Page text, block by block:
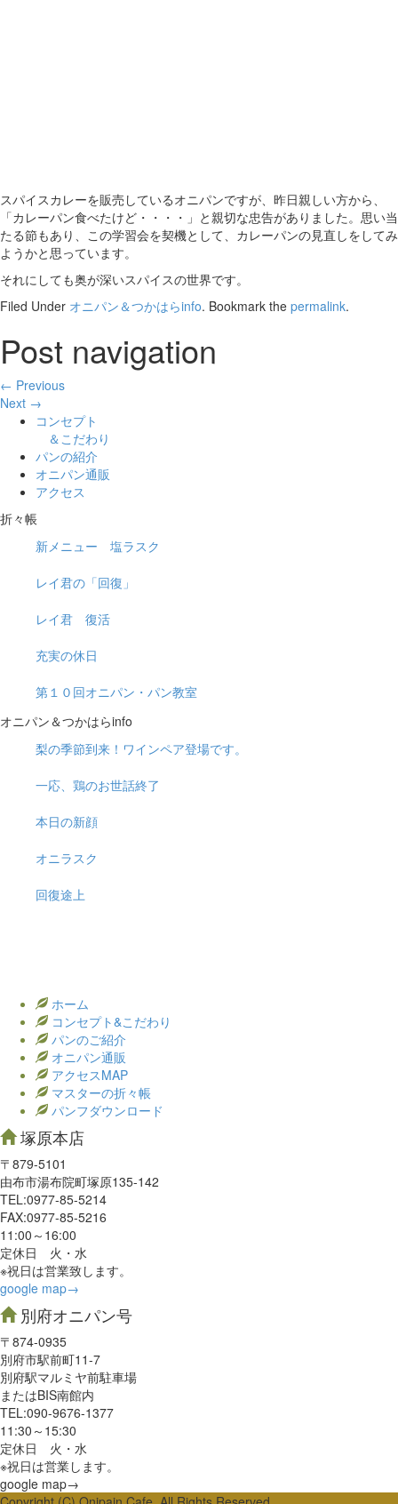
スパイスカレーを販売しているオニパンですが、昨日親しい方から、
「カレーパン食べたけど・・・・」と親切な忠告がありました。思い当
たる節もあり、この学習会を契機として、カレーパンの見直しをしてみ
ようかと思っています。
それにしても奥が深いスパイスの世界です。
Filed Under オニパン＆つかはらinfo. Bookmark the permalink.
Post navigation
← Previous
Next →
コンセプト
＆こだわり
パンの紹介
オニパン通販
アクセス
折々帳
新メニュー 塩ラスク
レイ君の「回復」
レイ君 復活
充実の休日
第１０回オニパン・パン教室
オニパン＆つかはらinfo
梨の季節到来！ワインペア登場です。
一応、鶏のお世話終了
本日の新顔
オニラスク
回復途上
ホーム
コンセプト&こだわり
パンのご紹介
オニパン通販
アクセスMAP
マスターの折々帳
パンフダウンロード
塚原本店
〒879-5101
由布市湯布院町塚原135-142
TEL:0977‐85-5214
FAX:0977‐85-5216
11:00～16:00
定休日 火・水
※祝日は営業致します。
google map→
別府オニパン号
〒874-0935
別府市駅前町11-7
別府駅マルミヤ前駐車場
またはBIS南館内
TEL:090-9676-1377
11:30～15:30
定休日 火・水
※祝日は営業します。
google map→